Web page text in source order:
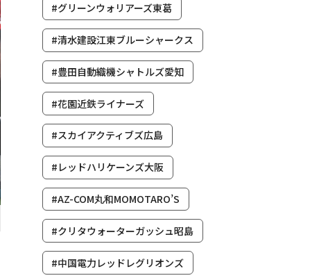
#グリーンウォリアーズ東葛
#清水建設江東ブルーシャークス
#豊田自動織機シャトルズ愛知
#花園近鉄ライナーズ
#スカイアクティブズ広島
#レッドハリケーンズ大阪
#AZ-COM丸和MOMOTARO’S
#クリタウォーターガッシュ昭島
#中国電力レッドレグリオンズ